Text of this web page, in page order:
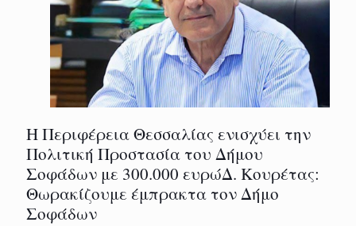
Η Περιφέρεια Θεσσαλίας ενισχύει την
Πολιτική Προστασία του Δήμου
Σοφάδων με 300.000 ευρώΔ. Κουρέτας:
Θωρακίζουμε έμπρακτα τον Δήμο
Σοφάδων